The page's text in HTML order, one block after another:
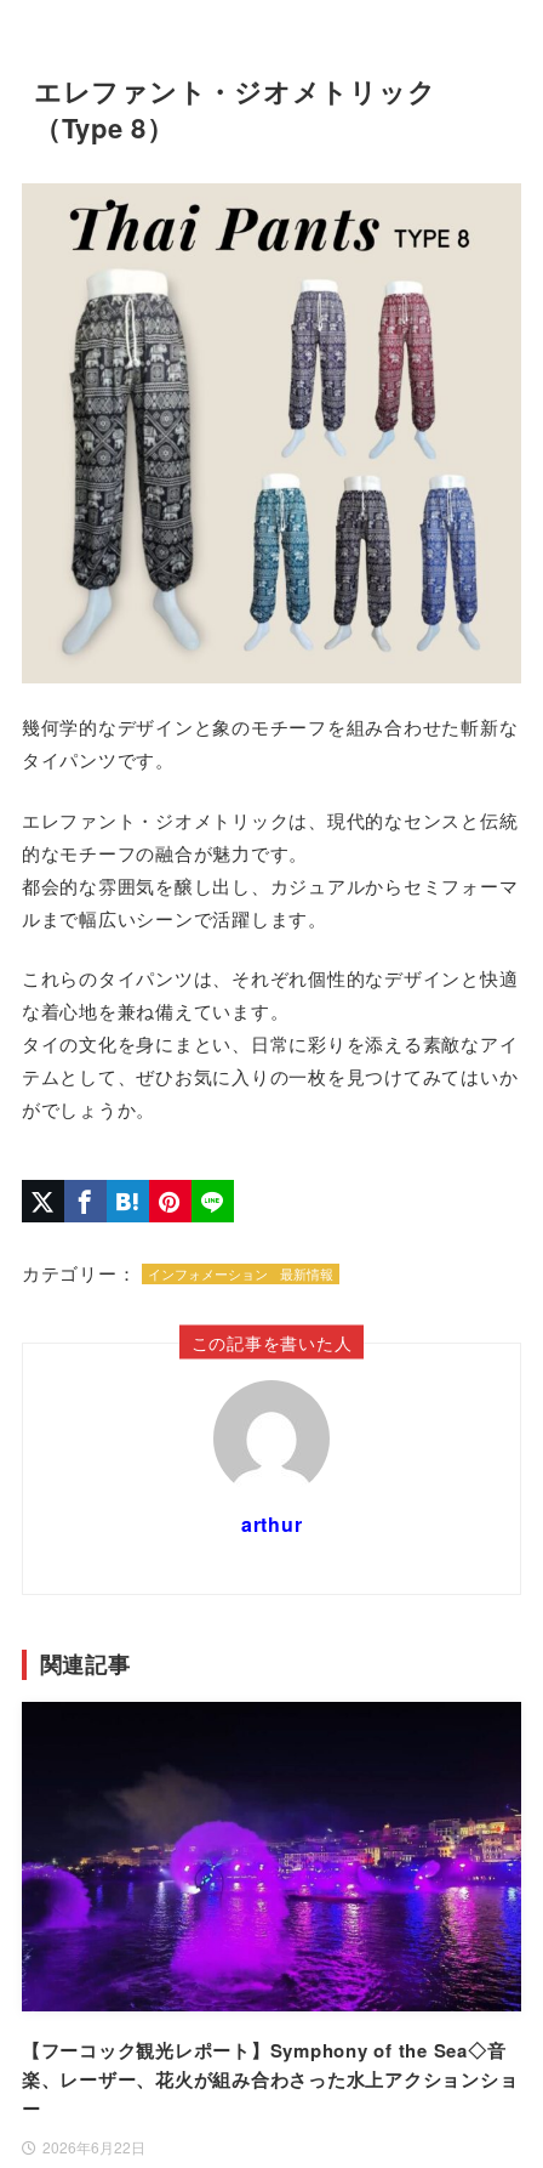
エレファント・ジオメトリック
（Type 8）
幾何学的なデザインと象のモチーフを組み合わせた斬新な
タイパンツです。
エレファント・ジオメトリックは、現代的なセンスと伝統
的なモチーフの融合が魅力です。
都会的な雰囲気を醸し出し、カジュアルからセミフォーマ
ルまで幅広いシーンで活躍します。
これらのタイパンツは、それぞれ個性的なデザインと快適
な着心地を兼ね備えています。
タイの文化を身にまとい、日常に彩りを添える素敵なアイ
テムとして、ぜひお気に入りの一枚を見つけてみてはいか
がでしょうか。
カテゴリー： インフォメーション 最新情報
この記事を書いた人
arthur
関連記事
【フーコック観光レポート】Symphony of the Sea◇音
楽、レーザー、花火が組み合わさった水上アクションショ
ー
2026年6月22日